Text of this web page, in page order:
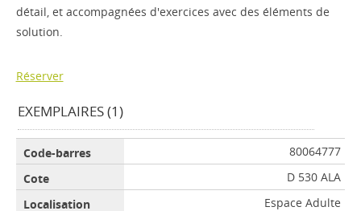
détail, et accompagnées d'exercices avec des éléments de
solution.
Réserver
EXEMPLAIRES (1)
80064777
D 530 ALA
Espace Adulte